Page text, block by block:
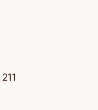
211